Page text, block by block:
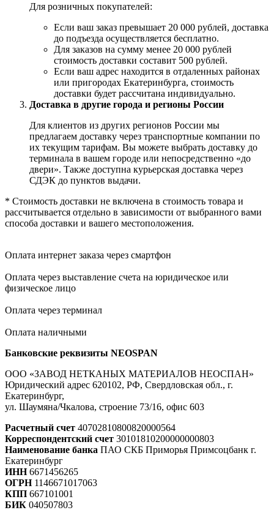
Для розничных покупателей:
Если ваш заказ превышает 20 000 рублей, доставка
до подъезда осуществляется бесплатно.
Для заказов на сумму менее 20 000 рублей
стоимость доставки составит 500 рублей.
Если ваш адрес находится в отдаленных районах
или пригородах Екатеринбурга, стоимость
доставки будет рассчитана индивидуально.
Доставка в другие города и регионы России
Для клиентов из других регионов России мы
предлагаем доставку через транспортные компании по
их текущим тарифам. Вы можете выбрать доставку до
терминала в вашем городе или непосредственно «до
двери». Также доступна курьерская доставка через
СДЭК до пунктов выдачи.
* Стоимость доставки не включена в стоимость товара и
рассчитывается отдельно в зависимости от выбранного вами
способа доставки и вашего местоположения.
Оплата интернет заказа через смартфон
Оплата через выставление счета на юридическое или
физическое лицо
Оплата через терминал
Оплата наличными
Банковские реквизиты NEOSPAN
ООО «ЗАВОД НЕТКАНЫХ МАТЕРИАЛОВ НЕОСПАН»
Юридический адрес 620102, РФ, Свердловская обл., г.
Екатеринбург,
ул. Шаумяна/Чкалова, строение 73/16, офис 603
Расчетный счет 40702810800820000564
Корреспондентский счет 30101810200000000803
Наименование банка ПАО СКБ Приморья Примсоцбанк г.
Екатеринбург
ИНН6671456265
ОГРН1146671017063
КПП 667101001
БИК 040507803